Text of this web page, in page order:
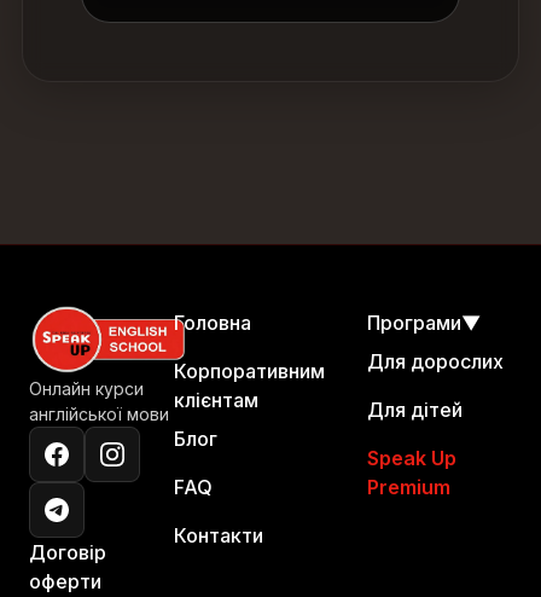
Онлайн курси
англійської мови
Договір
оферти
Головна
Корпоративним
клієнтам
Блог
FAQ
Контакти
Програми▼
Для дорослих
Для дітей
Speak Up
Premium